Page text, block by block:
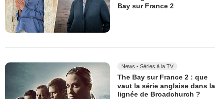
Bay sur France 2
News - Séries à la TV
The Bay sur France 2 : que
vaut la série anglaise dans la
lignée de Broadchurch ?